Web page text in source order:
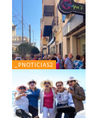
_PNOTICIAS2